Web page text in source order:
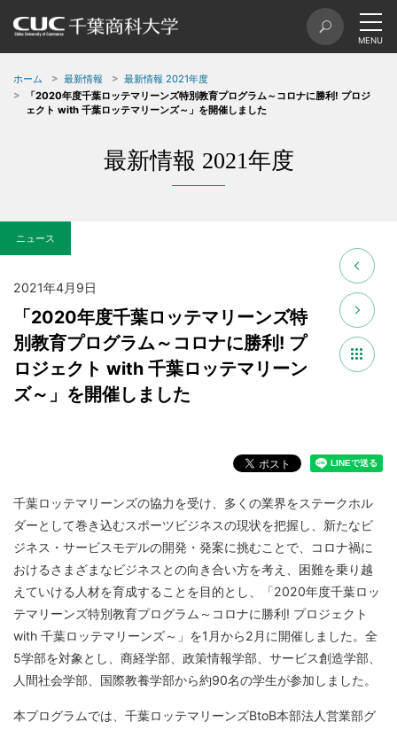
ホーム 最新情報
最新情報 2021年度
「2020年度千葉ロッテマリーンズ特別教育プログラム～コロナに勝利! プロジ
ェクト with 千葉ロッテマリーンズ～」を開催しました
最新情報 2021年度
ニュース
2021年4月9日
「2020年度千葉ロッテマリーンズ特
別教育プログラム～コロナに勝利! プ
ロジェクト with 千葉ロッテマリーン
ズ～」を開催しました
千葉ロッテマリーンズの協力を受け、多くの業界をステークホル
ダーとして巻き込むスポーツビジネスの現状を把握し、新たなビ
ジネス・サービスモデルの開発・発案に挑むことで、コロナ禍に
おけるさまざまなビジネスとの向き合い方を考え、困難を乗り越
えていける人材を育成することを目的とし、「2020年度千葉ロッ
テマリーンズ特別教育プログラム～コロナに勝利! プロジェクト
with 千葉ロッテマリーンズ～」を1月から2月に開催しました。全
5学部を対象とし、商経学部、政策情報学部、サービス創造学部、
人間社会学部、国際教養学部から約90名の学生が参加しました。
本プログラムでは、千葉ロッテマリーンズBtoB本部法人営業部グ